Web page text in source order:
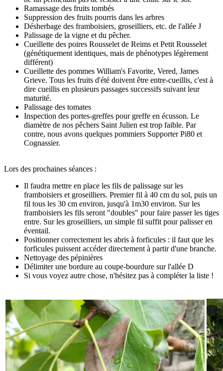
Ramassage des fruits tombés
Suppression des fruits pourris dans les arbres
Désherbage des framboisiers, groseilliers, etc. de l'allée J
Palissage de la vigne et du pêcher.
Cueillette des poires Rousselet de Reims et Petit Rousselet
(génétiquement identiques, mais de phénotypes légèrement
différent)
Cueillette des pommes William's Favorite, Vered, James
Grieve. Tous les fruits d'été doivent être entre-cueillis, c'est à
dire cueillis en plusieurs passages successifs suivant leur
maturité.
Palissage des tomates
Inspection des portes-greffes pour greffe en écusson. Le
diamètre de nos pêchers Saint Julien est trop faible. Par
contre, nous avons quelques pommiers Supporter Pi80 et
Cognassier.
Lors des prochaines séances :
Il faudra mettre en place les fils de palissage sur les
framboisiers et groseilliers. Premier fil à 40 cm du sol, puis un
fil tous les 30 cm environ, jusqu'à 1m30 environ. Sur les
framboisiers les fils seront "doubles" pour faire passer les tiges
entre. Sur les groseilliers, un simple fil suffit pour palisser en
éventail.
Positionner correctement les abris à forficules : il faut que les
forficules puissent accéder directement à partir d'une branche.
Nettoyage des pépinières
Délimiter une bordure au coupe-bourdure sur l'allée D
Si vous voyez autre chose, n'hésitez pas à compléter la liste !